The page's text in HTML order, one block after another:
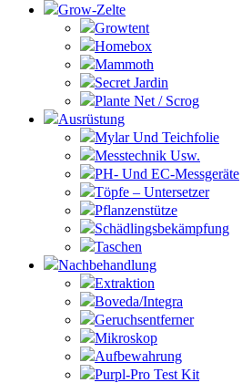
Grow-Zelte
Growtent
Homebox
Mammoth
Secret Jardin
Plante Net / Scrog
Ausrüstung
Mylar Und Teichfolie
Messtechnik Usw.
PH- Und EC-Messgeräte
Töpfe – Untersetzer
Pflanzenstütze
Schädlingsbekämpfung
Taschen
Nachbehandlung
Extraktion
Boveda/Integra
Geruchsentferner
Mikroskop
Aufbewahrung
Purpl-Pro Test Kit